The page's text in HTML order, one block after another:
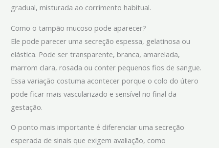
gradual, misturada ao corrimento habitual.
Como o tampão mucoso pode aparecer?
Ele pode parecer uma secreção espessa, gelatinosa ou
elástica. Pode ser transparente, branca, amarelada,
marrom clara, rosada ou conter pequenos fios de sangue.
Essa variação costuma acontecer porque o colo do útero
pode ficar mais vascularizado e sensível no final da
gestação.
O ponto mais importante é diferenciar uma secreção
esperada de sinais que exigem avaliação, como